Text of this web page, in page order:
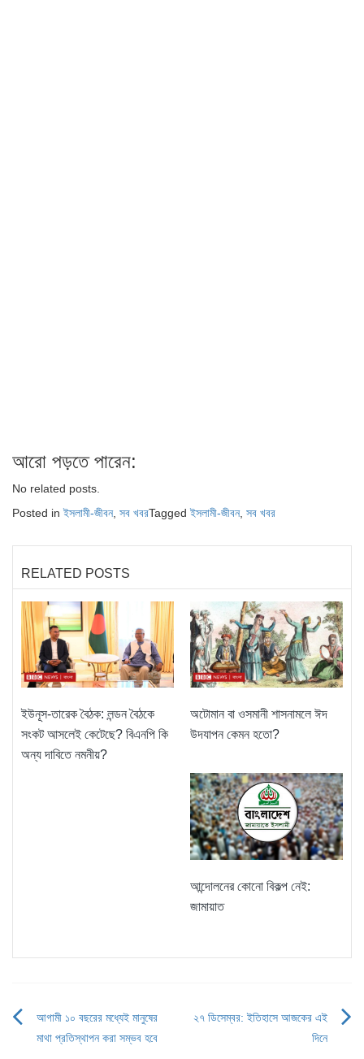
আরো পড়তে পারেন:
No related posts.
Posted inইসলামী-জীবন, সব খবরTaggedইসলামী-জীবন, সব খবর
RELATED POSTS
ইউনূস-তারেক বৈঠক: লন্ডন বৈঠকে
সংকট আসলেই কেটেছে? বিএনপি কি
অন্য দাবিতে নমনীয়?
অটোমান বা ওসমানী শাসনামলে ঈদ
উদযাপন কেমন হতো?
আন্দোলনের কোনো বিকল্প নেই:
জামায়াত
Post
আগামী ১০ বছরের মধ্যেই মানুষের
মাথা প্রতিস্থাপন করা সম্ভব হবে
২৭ ডিসেম্বর: ইতিহাসে আজকের এই
দিনে